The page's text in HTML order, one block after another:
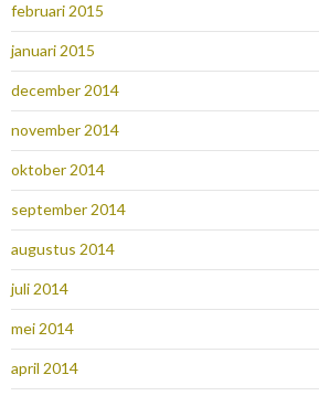
februari 2015
januari 2015
december 2014
november 2014
oktober 2014
september 2014
augustus 2014
juli 2014
mei 2014
april 2014